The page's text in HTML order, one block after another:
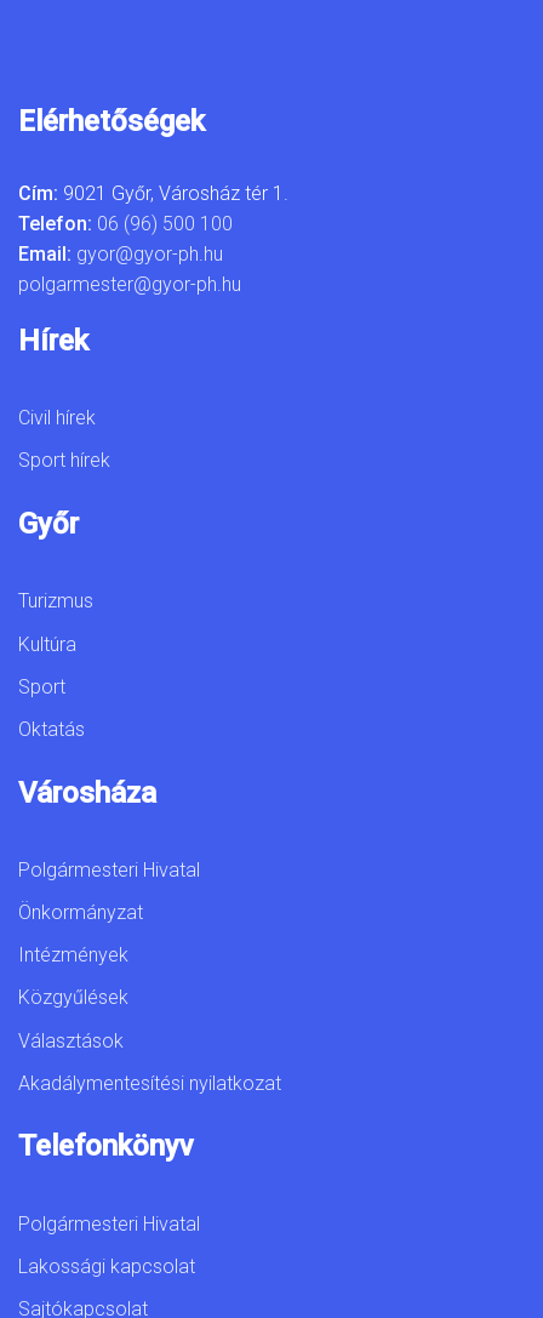
Elérhetőségek
Cím: 9021 Győr, Városház tér 1.
Telefon: 06 (96) 500 100
Email: gyor@gyor-ph.hu
polgarmester@gyor-ph.hu
Hírek
Civil hírek
Sport hírek
Győr
Turizmus
Kultúra
Sport
Oktatás
Városháza
Polgármesteri Hivatal
Önkormányzat
Intézmények
Közgyűlések
Választások
Akadálymentesítési nyilatkozat
Telefonkönyv
Polgármesteri Hivatal
Lakossági kapcsolat
Sajtókapcsolat